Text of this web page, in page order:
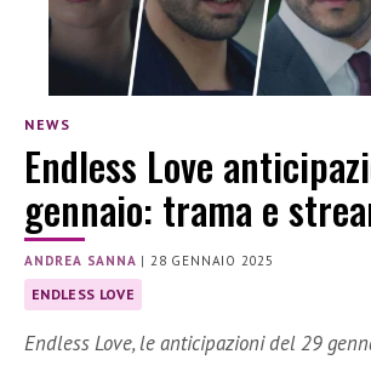
NEWS
Endless Love
gennaio: trama e
ANDREA SANNA |28 GENNAIO 2025
ENDLESS LOVE
Endless Love, le anticipazioni del 29